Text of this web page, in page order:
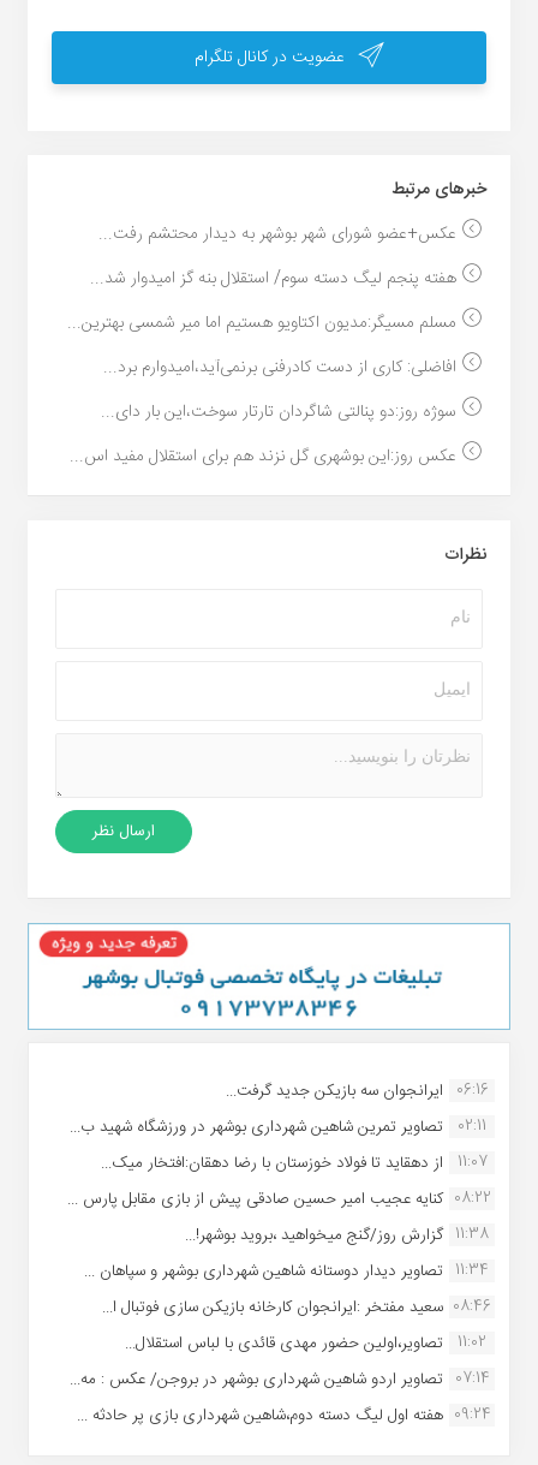
عضویت در کانال تلگرام
خبر‌های مرتبط
عکس+عضو شورای شهر بوشهر به دیدار محتشم رفت...
هفته پنجم لیگ دسته سوم/ استقلال بنه گز امیدوار شد...
مسلم مسیگر:مدیون اکتاویو هستیم اما میر شمسی بهترین...
افاضلی: کاری از دست کادرفنی برنمی‌آید،امیدوارم برد...
سوژه روز:دو پنالتی شاگردان تارتار سوخت،این بار دای...
عکس روز:این بوشهری گل نزند هم برای استقلال مفید اس...
نظرات
06:16 ایرانجوان سه بازیکن جدید گرفت...
02:11
تصاویر تمرین شاهین شهردارى بوشهر در ورزشگاه شهید ب...
11:07
از دهقاید تا فولاد خوزستان با رضا دهقان:افتخار میک...
08:22 کنایه عجیب امیر حسین صادقی پیش از بازی مقابل پارس ...
11:38 گزارش روز/گنج میخواهید ،بروید بوشهر!...
11:34 تصاویر دیدار دوستانه شاهین شهردارى بوشهر و سپاهان ...
08:46 سعید مفتخر :ایرانجوان کارخانه بازیکن سازی فوتبال ا...
11:02
تصاویر،اولین حضور مهدی قائدی با لباس استقلال...
07:14 تصاویر اردو شاهین شهرداری بوشهر در بروجن/ عکس : مه...
09:24 هفته اول لیگ دسته دوم،شاهین شهرداری بازی پر حادثه ...